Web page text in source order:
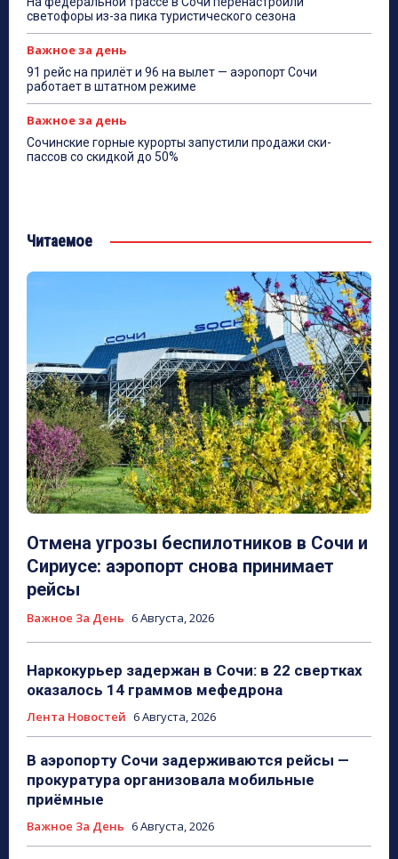
светофоры из-за пика туристического сезона
Важное за день
91 рейс на прилёт и 96 на вылет — аэропорт Сочи
работает в штатном режиме
Важное за день
Сочинские горные курорты запустили продажи ски-
пассов со скидкой до 50%
Читаемое
Отмена угрозы беспилотников в Сочи и
Сириусе: аэропорт снова принимает
рейсы
Важное За День 6 Августа, 2026
Наркокурьер задержан в Сочи: в 22 свертках
оказалось 14 граммов мефедрона
Лента Новостей 6 Августа, 2026
В аэропорту Сочи задерживаются рейсы —
прокуратура организовала мобильные
приёмные
Важное За День 6 Августа, 2026